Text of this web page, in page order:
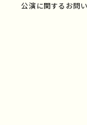
公演に関するお問